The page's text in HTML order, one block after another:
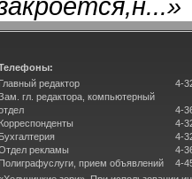
Главный редактор
гл. редактора, компьютерный
Корреспонденты
Бухгалтерия
рекламы
Полиграфуслуги, прием объявлений
4-
4-
4-
4-
4-
4-